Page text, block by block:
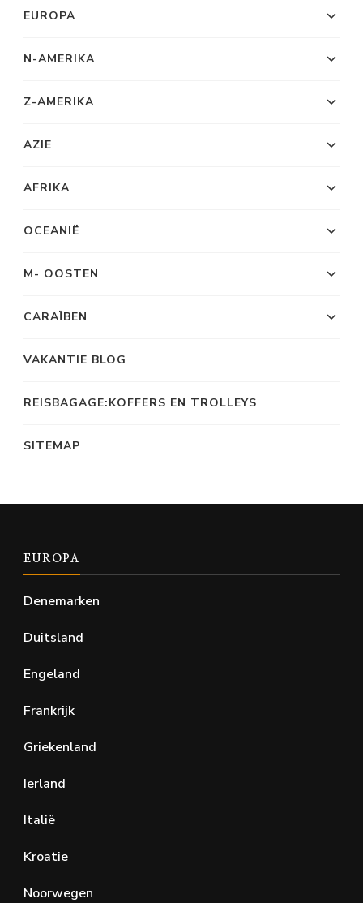
EUROPA
N-AMERIKA
Z-AMERIKA
AZIE
AFRIKA
OCEANIË
M- OOSTEN
CARAÏBEN
VAKANTIE BLOG
REISBAGAGE:KOFFERS EN TROLLEYS
SITEMAP
EUROPA
Denemarken
Duitsland
Engeland
Frankrijk
Griekenland
Ierland
Italië
Kroatie
Noorwegen